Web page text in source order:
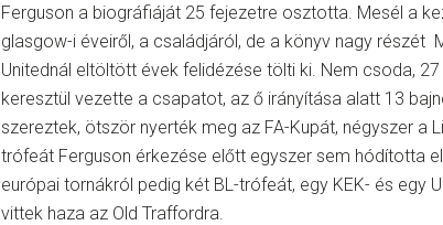
Ferguson a biográfiáját 25 fejezetre osztotta. Mesél a
glasgow-i éveiről, a családjáról, de a könyv nagy részét
Unitednál eltöltött évek felidézése tölti ki. Nem csoda,
keresztül vezette a csapatot, az ő irányítása alatt 13
szereztek, ötször nyerték meg az FA-Kupát, négyszer a
trófeát Ferguson érkezése előtt egyszer sem hódította
európai tornákról pedig két BL-trófeát, egy KEK- és egy
vittek haza az Old Traffordra.